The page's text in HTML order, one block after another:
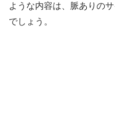
ような内容は、脈ありの
でしょう。